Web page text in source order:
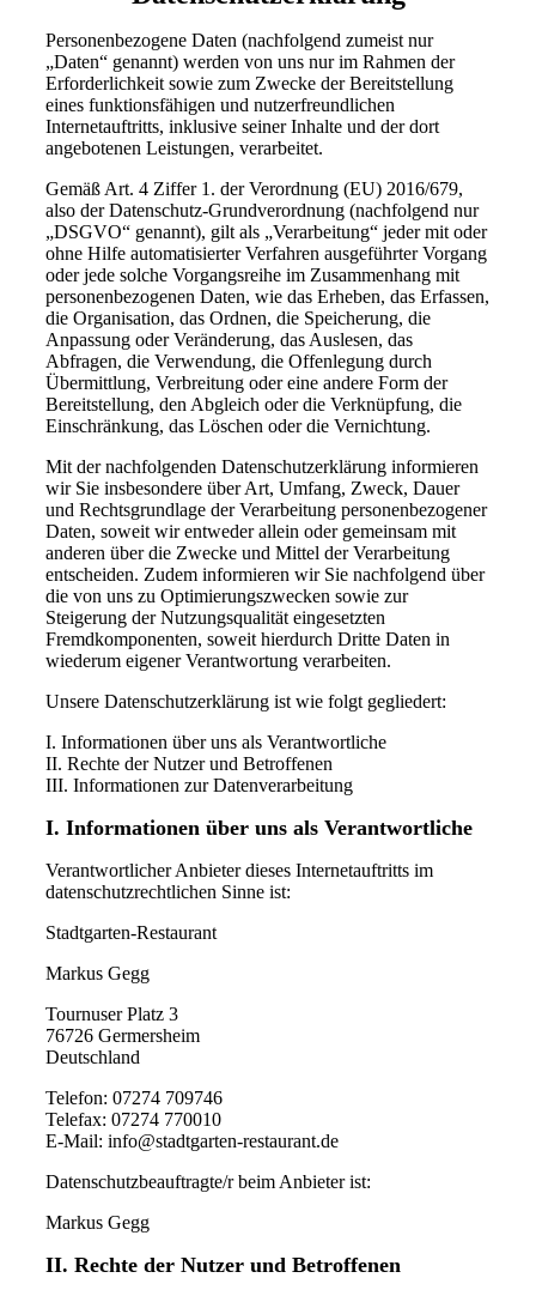
Personenbezogene Daten (nachfolgend zumeist nur
„Daten“ genannt) werden von uns nur im Rahmen der
Erforderlichkeit sowie zum Zwecke der Bereitstellung
eines funktionsfähigen und nutzerfreundlichen
Internetauftritts, inklusive seiner Inhalte und der dort
angebotenen Leistungen, verarbeitet.
Gemäß Art. 4 Ziffer 1. der Verordnung (EU) 2016/679,
also der Datenschutz-Grundverordnung (nachfolgend nur
„DSGVO“ genannt), gilt als „Verarbeitung“ jeder mit oder
ohne Hilfe automatisierter Verfahren ausgeführter Vorgang
oder jede solche Vorgangsreihe im Zusammenhang mit
personenbezogenen Daten, wie das Erheben, das Erfassen,
die Organisation, das Ordnen, die Speicherung, die
Anpassung oder Veränderung, das Auslesen, das
Abfragen, die Verwendung, die Offenlegung durch
Übermittlung, Verbreitung oder eine andere Form der
Bereitstellung, den Abgleich oder die Verknüpfung, die
Einschränkung, das Löschen oder die Vernichtung.
Mit der nachfolgenden Datenschutzerklärung informieren
wir Sie insbesondere über Art, Umfang, Zweck, Dauer
und Rechtsgrundlage der Verarbeitung personenbezogener
Daten, soweit wir entweder allein oder gemeinsam mit
anderen über die Zwecke und Mittel der Verarbeitung
entscheiden. Zudem informieren wir Sie nachfolgend über
die von uns zu Optimierungszwecken sowie zur
Steigerung der Nutzungsqualität eingesetzten
Fremdkomponenten, soweit hierdurch Dritte Daten in
wiederum eigener Verantwortung verarbeiten.
Unsere Datenschutzerklärung ist wie folgt gegliedert:
I. Informationen über uns als Verantwortliche
II. Rechte der Nutzer und Betroffenen
III. Informationen zur Datenverarbeitung
I. Informationen über uns als Verantwortliche
Verantwortlicher Anbieter dieses Internetauftritts im
datenschutzrechtlichen Sinne ist:
Stadtgarten-Restaurant
Markus Gegg
Tournuser Platz 3
76726 Germersheim
Deutschland
Telefon: 07274 709746
Telefax: 07274 770010
E-Mail: info@stadtgarten-restaurant.de
Datenschutzbeauftragte/r beim Anbieter ist:
Markus Gegg
II. Rechte der Nutzer und Betroffenen